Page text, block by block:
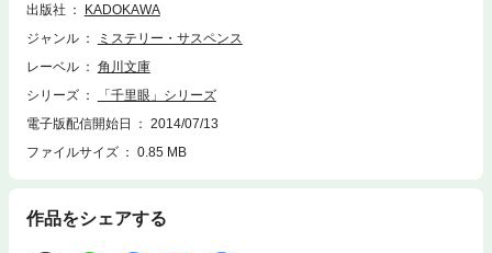
出版社
KADOKAWA
ジャンル
ミステリー・サスペンス
レーベル
角川文庫
シリーズ
「千里眼」シリーズ
電子版配信開始日
2014/07/13
ファイルサイズ
0.85 MB
作品をシェアする